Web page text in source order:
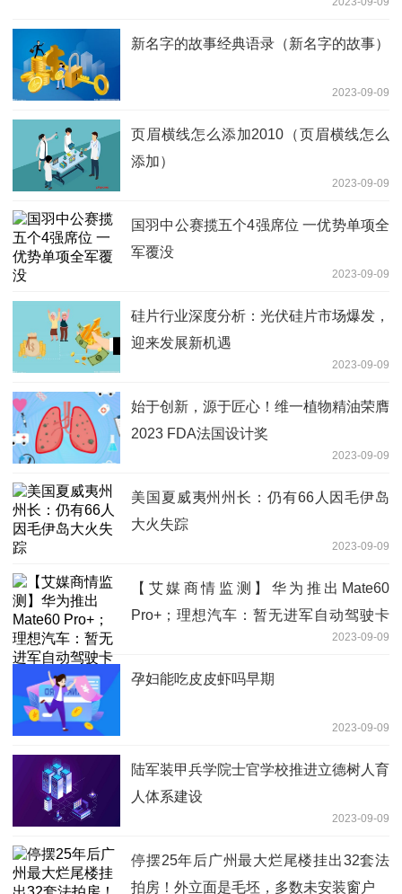
新名字的故事经典语录（新名字的故事）
2023-09-09
页眉横线怎么添加2010（页眉横线怎么
添加）
2023-09-09
国羽中公赛揽五个4强席位 一优势单项全
军覆没
2023-09-09
硅片行业深度分析：光伏硅片市场爆发，
迎来发展新机遇
2023-09-09
始于创新，源于匠心！维一植物精油荣膺
2023 FDA法国设计奖
2023-09-09
美国夏威夷州州长：仍有66人因毛伊岛
大火失踪
2023-09-09
【艾媒商情监测】华为推出Mate60
Pro+；理想汽车：暂无进军自动驾驶卡
2023-09-09
孕妇能吃皮皮虾吗早期
2023-09-09
陆军装甲兵学院士官学校推进立德树人育
人体系建设
2023-09-09
停摆25年后广州最大烂尾楼挂出32套法
拍房！外立面是毛坯，多数未安装窗户